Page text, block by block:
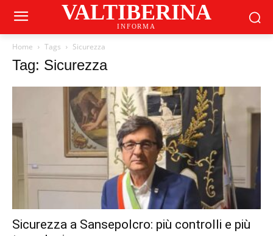
VALTIBERINA
INFORMA
Home Tags Sicurezza
Tag: Sicurezza
Sicurezza a Sansepolcro: più controlli e più